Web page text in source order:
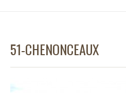
51-CHENONCEAUX